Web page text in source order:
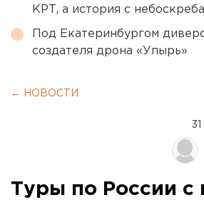
КРТ, а история с
Под Екатеринбургом
создателя дрона «Упырь»
← НОВОСТИ
Туры по России с